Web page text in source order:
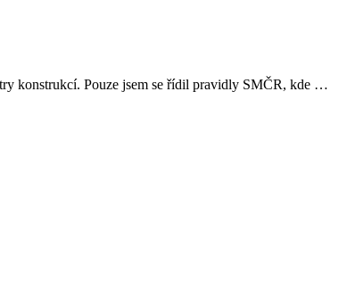
konstrukcí. Pouze jsem se řídil pravidly SMČR, kde …